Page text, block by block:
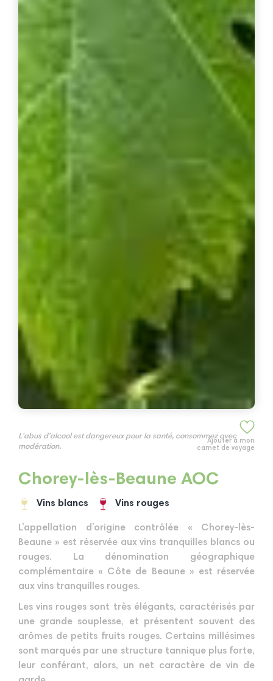
Ajouter à mon
carnet de voyage
L'abus d'alcool est dangereux pour la santé, consommez avec
modération.
Chorey-lès-Beaune AOC
Vins blancs Vins rouges
L’appellation d’origine contrôlée « Chorey-lès-
Beaune » est réservée aux vins tranquilles blancs ou
rouges. La dénomination géographique
complémentaire « Côte de Beaune » est réservée
aux vins tranquilles rouges.
Les vins rouges sont très élégants, caractérisés par
une grande souplesse, et présentent souvent des
arômes de petits fruits rouges. Certains millésimes
sont marqués par une structure tannique plus forte,
leur conférant, alors, un net caractère de vin de